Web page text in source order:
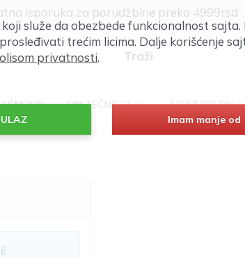
isporuka za porudžbine preko 4999rsd
DIY TEČNOST ATOMIZER DIY
služe da obezbede funkcionalnost sajta.
trećim licima. Dalje korišćenje
privatnosti.
Imam manje